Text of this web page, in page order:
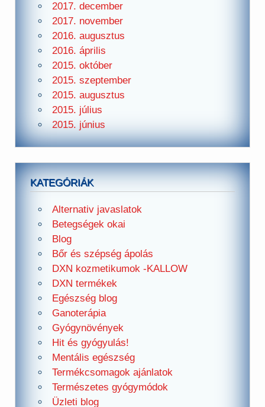
2017. december
2017. november
2016. augusztus
2016. április
2015. október
2015. szeptember
2015. augusztus
2015. július
2015. június
KATEGÓRIÁK
Alternativ javaslatok
Betegségek okai
Blog
Bőr és szépség ápolás
DXN kozmetikumok -KALLOW
DXN termékek
Egészség blog
Ganoterápia
Gyógynövények
Hit és gyógyulás!
Mentális egészség
Termékcsomagok ajánlatok
Természetes gyógymódok
Üzleti blog